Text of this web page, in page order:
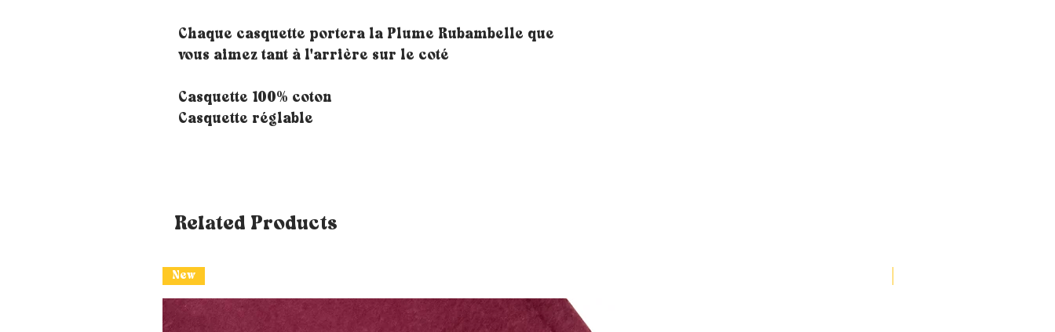
Chaque casquette portera la Plume Rubambelle que
vous aimez tant à l'arrière sur le coté
Casquette 100% coton
Casquette réglable
Related Products
New